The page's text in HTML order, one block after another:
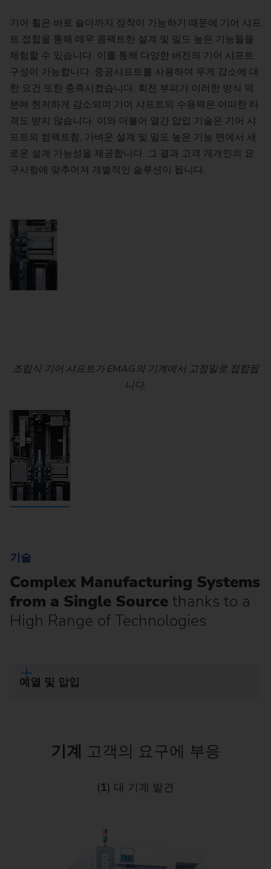
기어 휠은 바로 숄더까지 장착이 가능하기 때문에 기어 샤프
트 접합을 통해 매우 콤팩트한 설계 및 밀도 높은 기능들을
체험할 수 있습니다. 이를 통해 다양한 버전의 기어 샤프트
구성이 가능합니다. 중공샤프트를 사용하여 무게 감소에 대
한 요건 또한 충족시켰습니다. 회전 부피가 이러한 방식 덕
분에 현저하게 감소되며 기어 샤프트의 수용력은 어떠한 타
격도 받지 않습니다. 이와 더불어 열간 압입 기술은 기어 샤
프트의 컴팩트함, 가벼운 설계 및 밀도 높은 기능 면에서 새
로운 설계 가능성을 제공합니다. 그 결과 고객 개개인의 요
구사항에 맞추어져 개별적인 솔루션이 됩니다.
조립식 기어 샤프트가 EMAG의 기계에서 고정밀로 접합됩
니다.
기술
Complex Manufacturing Systems
from a Single Source thanks to a
High Range of Technologies
예열 및 압입
기계 고객의 요구에 부응
(1) 대 기계 발견